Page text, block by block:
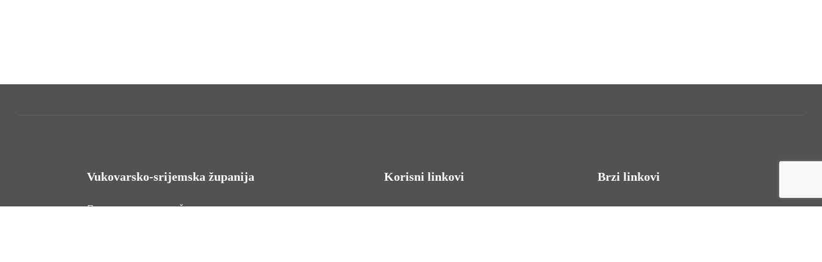
Vukovarsko-srijemska županija
HR - 32000 Vukovar, Županijska 9
Korisni linkovi Brzi linkovi